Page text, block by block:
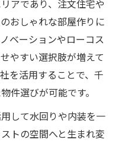
アであり、注文住宅や
おしゃれな部屋作りに
ベーションやローコス
やすい選択肢が増えて
を活用することで、千
件選びが可能です。
して水回りや内装を一
トの空間へと生まれ変